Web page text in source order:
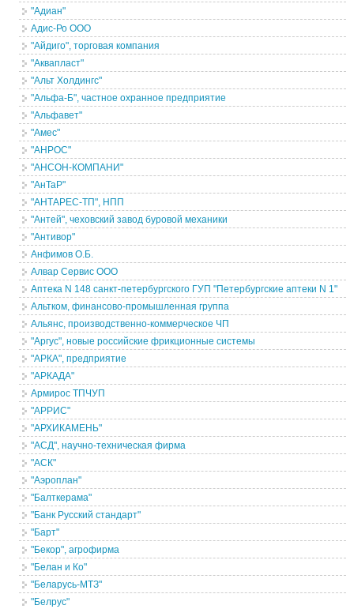
"Адиан"
Адис-Ро ООО
"Айдиго", торговая компания
"Аквапласт"
"Альт Холдингс"
"Альфа-Б", частное охранное предприятие
"Альфавет"
"Амес"
"АНРОС"
"АНСОН-КОМПАНИ"
"АнТаР"
"АНТАРЕС-ТП", НПП
"Антей", чеховский завод буровой механики
"Антивор"
Анфимов О.Б.
Алвар Сервис ООО
Аптека N 148 санкт-петербургского ГУП "Петербургские аптеки N 1"
Альтком, финансово-промышленная группа
Альянс, производственно-коммерческое ЧП
"Аргус", новые российские фрикционные системы
"АРКА", предприятие
"АРКАДА"
Армирос ТПЧУП
"АРРИС"
"АРХИКАМЕНЬ"
"АСД", научно-техническая фирма
"АСК"
"Аэроплан"
"Балткерама"
"Банк Русский стандарт"
"Барт"
"Бекор", агрофирма
"Белан и Ко"
"Беларусь-МТЗ"
"Белрус"